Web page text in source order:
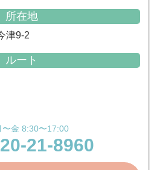
所在地
津9-2
ルート
〜金 8:30〜17:00
21-8960